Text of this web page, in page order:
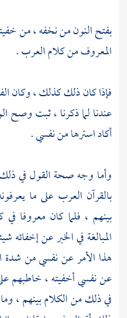
بفتح النون من نخفه ، من
المعروف من كلام العرب .
فإذا كان ذلك كذلك ، وكان
عندنا لما ذكرنا ، ثبت وصح
أكاد استرها من نفسي .
وأما وجه صحة القول في
بالقرآن العرب على ما
بينهم ، فلما كان معروفا
المبالغة في الخبر عن
هذا الأمر عن نفسي من
عن نفسي أخفيته ، خاطبهم
في ذلك من الكلام بينهم ،